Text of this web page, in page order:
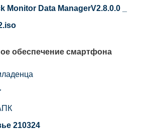
Monitor Data ManagerV2.8.0.0 _
обеспечение смартфона
210324